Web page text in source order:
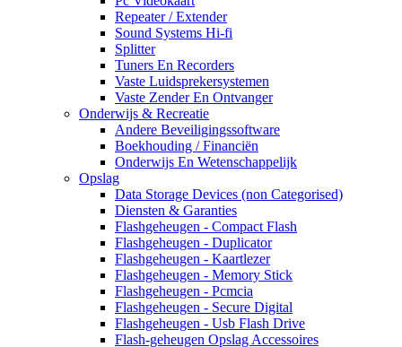
Repeater / Extender
Sound Systems Hi-fi
Splitter
Tuners En Recorders
Vaste Luidsprekersystemen
Vaste Zender En Ontvanger
Onderwijs & Recreatie
Andere Beveiligingssoftware
Boekhouding / Financiën
Onderwijs En Wetenschappelijk
Opslag
Data Storage Devices (non Categorised)
Diensten & Garanties
Flashgeheugen - Compact Flash
Flashgeheugen - Duplicator
Flashgeheugen - Kaartlezer
Flashgeheugen - Memory Stick
Flashgeheugen - Pcmcia
Flashgeheugen - Secure Digital
Flashgeheugen - Usb Flash Drive
Flash-geheugen Opslag Accessoires